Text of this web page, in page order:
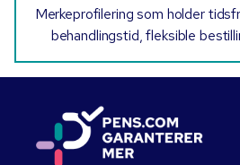
Merkeprofilering som holder
behandlingstid, fleksible